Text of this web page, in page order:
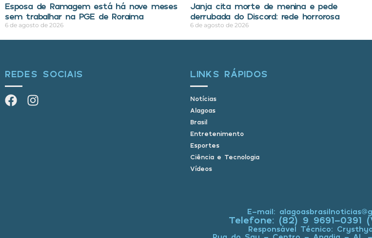
Esposa de Ramagem está há nove meses
sem trabalhar na PGE de Roraima
6 de agosto de 2026
Janja cita morte de menina e pede
derrubada do Discord: rede horrorosa
6 de agosto de 2026
REDES SOCIAIS LINKS RÁPIDOS
Notícias
Alagoas
Brasil
Entretenimento
Esportes
Ciência e Tecnologia
Vídeos
E-mail:
Telefone: (82) 9 9691-0391
Responsável Técnico: